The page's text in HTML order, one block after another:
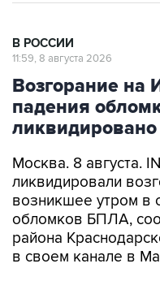
В РОССИИ
11:59, 8 августа 2026
Возгорание на
падения
ликвидировано
Москва. 8 августа.
ликвидировали
возникшее утром в
обломков БПЛА,
района
в своем канале в